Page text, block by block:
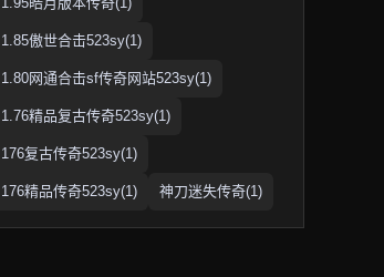
1.85傲世合击523sy(1)
1.80网通合击sf传奇网站523sy(1)
1.76精品复古传奇523sy(1)
176复古传奇523sy(1)
176精品传奇523sy(1) 神刀迷失传奇(1)